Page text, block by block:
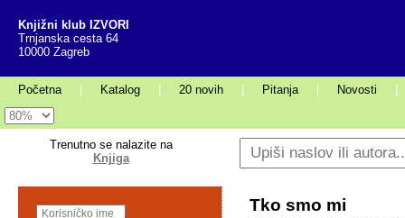
Knjižni klub IZVORI
Trnjanska cesta 64
10000 Zagreb
Početna Katalog 20 novih Pitanja Novosti
Trenutno se nalazite na
Knjiga
Tko smo mi